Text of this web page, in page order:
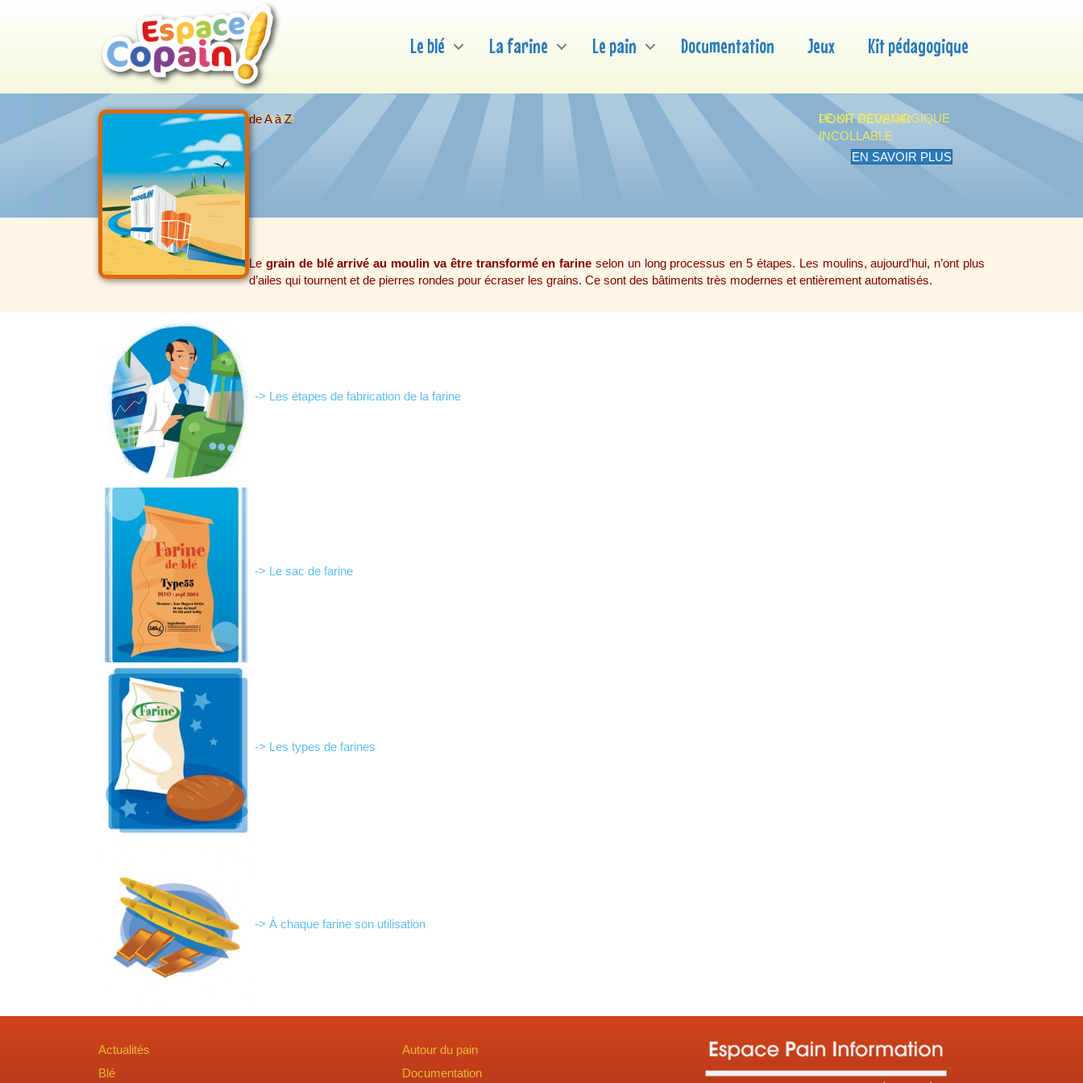
Le blé La farine Le pain Documentation Jeux Kit pédagogique
La farine
de A à Z LE KIT PÉDAGOGIQUE
POUR DEVENIR
INCOLLABLE
EN SAVOIR PLUS
Le grain de blé arrivé au moulin va être transformé en farine selon un long processus en 5 étapes. Les moulins, aujourd’hui, n’ont plus
d’ailes qui tournent et de pierres rondes pour écraser les grains. Ce sont des bâtiments très modernes et entièrement automatisés.
-> Les étapes de fabrication de la farine
-> Le sac de farine
-> Les types de farines
-> À chaque farine son utilisation
Actualités
Blé
Autour du pain
Documentation